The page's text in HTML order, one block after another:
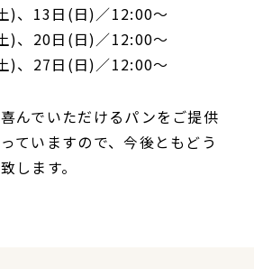
)、13日(日)／12:00～⁡
)、20日(日)／12:00～⁡
)、27日(日)／12:00～⁡
んでいただけるパンをご提供
ていますので、今後ともどう
します。